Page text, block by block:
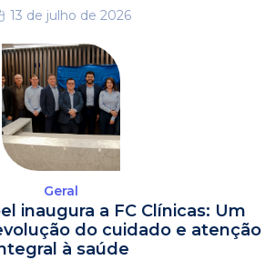
13 de julho de 2026
Geral
inaugura a FC Clínicas: Um
do cuidado e atenção
à saúde